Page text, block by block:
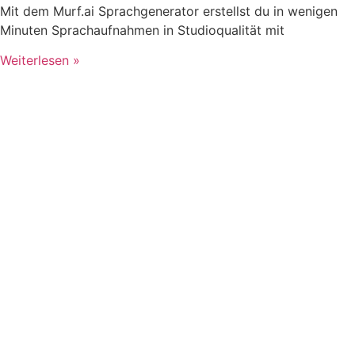
Mit dem Murf.ai Sprachgenerator erstellst du in wenigen
Minuten Sprachaufnahmen in Studioqualität mit
Weiterlesen »